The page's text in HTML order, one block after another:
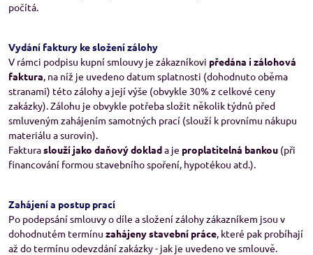
počítá.
Vydání faktury ke složení zálohy
V rámci podpisu kupní smlouvy je zákazníkovi předána i zálohová
faktura, na níž je uvedeno datum splatnosti (dohodnuto oběma
stranami) této zálohy a její výše (obvykle 30% z celkové ceny
zakázky). Zálohu je obvykle potřeba složit několik týdnů před
smluveným zahájením samotných prací (slouží k provnímu nákupu
materiálu a surovin).
Fakturaslouží jako daňový doklada je proplatitelná bankou (při
financování formou stavebního spoření, hypotékou atd.).
Zahájení a postup prací
Po podepsání smlouvy o díle a složení zálohy zákazníkem jsou v
dohodnutém termínu zahájeny stavební práce, které pak probíhají
až do termínu odevzdání zakázky - jak je uvedeno ve smlouvě.